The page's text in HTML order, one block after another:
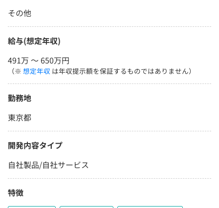
その他
給与(想定年収)
491万 〜 650万円
（※ 想定年収 は年収提示額を保証するものではありません）
勤務地
東京都
開発内容タイプ
自社製品/自社サービス
特徴